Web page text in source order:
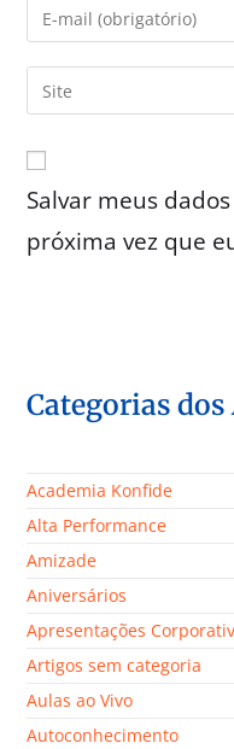
Salvar meus
próxima vez que
Categorias
Academia Konfide
Alta Performance
Amizade
Aniversários
Apresentações
Artigos sem categoria
Aulas ao Vivo
Autoconhecimento